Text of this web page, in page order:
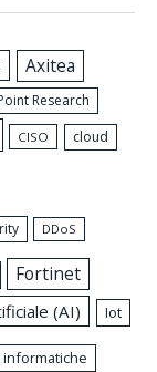
Axitea
Research
CISO cloud
DDoS
Fortinet
(AI) Iot
informatiche